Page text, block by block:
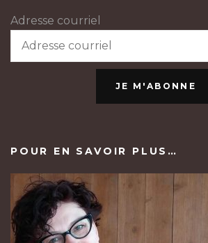
Adresse courriel
JE M'ABONNE
POUR EN SAVOIR PLUS…